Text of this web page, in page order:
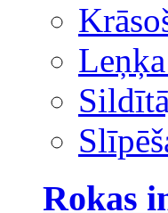
Rokas